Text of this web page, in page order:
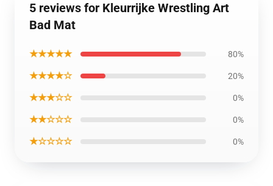
5 reviews for Kleurrijke Wrestling Art
Bad Mat
★★★★★ 80%
★★★★☆ 20%
★★★☆☆ 0%
★★☆☆☆ 0%
★☆☆☆☆ 0%